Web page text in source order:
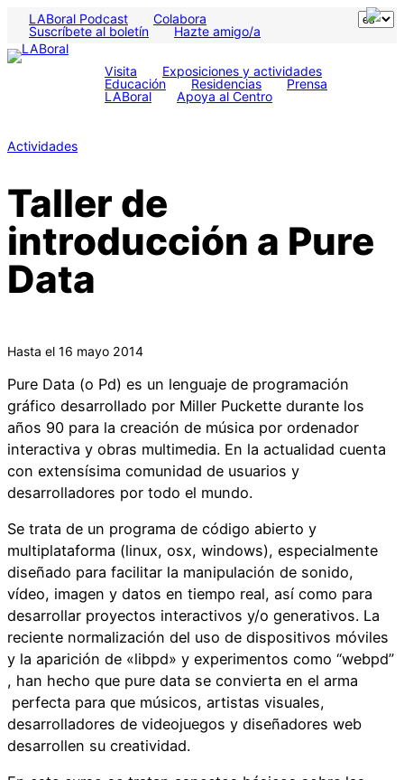
LABoral Podcast
Colabora
Suscríbete al boletín
Hazte amigo/a
Visita
Exposiciones y actividades
Educación
Residencias
Prensa
LABoral
Apoya al Centro
Actividades
Taller de
introducción a Pure
Data
Hasta el 16 mayo 2014
Pure Data (o Pd) es un lenguaje de programación
gráfico desarrollado por Miller Puckette durante los
años 90 para la creación de música por ordenador
interactiva y obras multimedia. En la actualidad cuenta
con extensísima comunidad de usuarios y
desarrolladores por todo el mundo.
Se trata de un programa de código abierto y
multiplataforma (linux, osx, windows), especialmente
diseñado para facilitar la manipulación de sonido,
vídeo, imagen y datos en tiempo real, así como para
desarrollar proyectos interactivos y/o generativos. La
reciente normalización del uso de dispositivos móviles
y la aparición de «libpd» y experimentos como “webpd”
, han hecho que pure data se convierta en el arma
perfecta para que músicos, artistas visuales,
desarrolladores de videojuegos y diseñadores web
desarrollen su creatividad.